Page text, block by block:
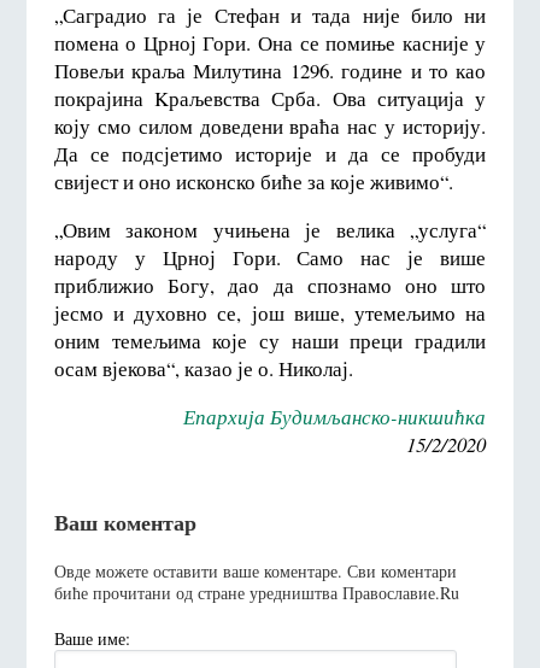
„Саградио га је Стефан и тада није било ни
помена о Црној Гори. Она се помиње касније у
Повељи краља Милутина 1296. године и то као
покрајина Kраљевства Срба. Ова ситуација у
коју смо силом доведени враћа нас у историју.
Да се подсјетимо историје и да се пробуди
свијест и оно исконско биће за које живимо“.
„Овим законом учињена је велика „услуга“
народу у Црној Гори. Само нас је више
приближио Богу, дао да спознамо оно што
јесмо и духовно се, још више, утемељимо на
оним темељима које су наши преци градили
осам вјекова“, казао је о. Николај.
Епархија Будимљанско-никшићка
15/2/2020
Ваш коментар
Овде можете оставити ваше коментаре. Сви коментари
биће прочитани од стране уредништва Православие.Ru
Ваше име: